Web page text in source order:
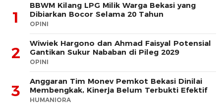
1
BBWM Kilang LPG Milik Warga Bekasi yang
Dibiarkan Bocor Selama 20 Tahun
OPINI
2
Wiwiek Hargono dan Ahmad Faisyal Potensial
Gantikan Sukur Nababan di Pileg 2029
OPINI
3
Anggaran Tim Monev Pemkot Bekasi Dinilai
Membengkak, Kinerja Belum Terbukti Efektif
HUMANIORA